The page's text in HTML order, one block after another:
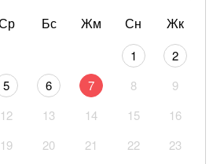
Бс Жм Сн Жк
1
2
5 6 7 8
9
12 13 14 15
16
19 20 21 22
23